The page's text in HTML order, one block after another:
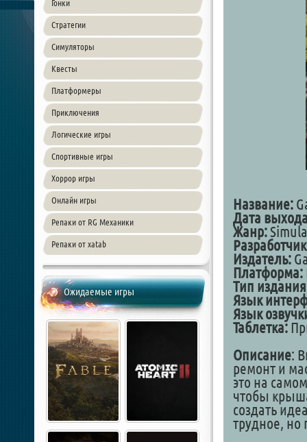
Гонки
Стратегии
Симуляторы
Квесты
Платформеры
Приключения
Логические игры
Спортивные игры
Хоррор игры
Онлайн игры
Репаки от RG Механики
Репаки от xatab
Ожидаемые игры
Название:
Дата
Жанр:
Разработчик
Издатель:
Платформа:
Тип
Язык
Язык
Таблетка:
Описание:
ремонт и
это на
чтобы
создать
трудное, но